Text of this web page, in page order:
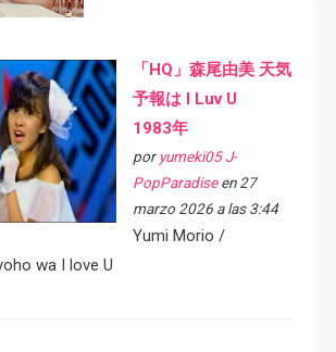
「HQ」森尾由美 天気
予報は I Luv U
1983年
por yumeki05 J-
PopParadiseen 27
marzo 2026 a las 3:44
Yumi Morio /
wa I love U